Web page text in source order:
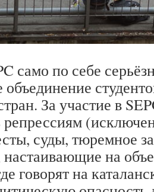
само по себе
За участие в
репрессиям
суды, тюремное
на
говорят на